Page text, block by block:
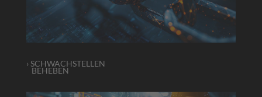
› SCHWACHSTELLEN
­ BEHEBEN